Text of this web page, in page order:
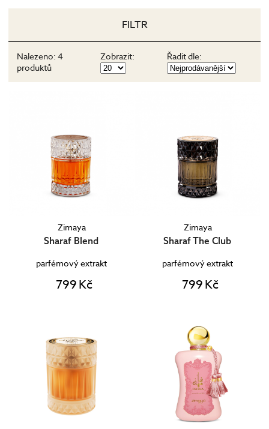
FILTR
Nalezeno: 4
produktů
Zobrazit: Řadit dle:
Zimaya
Sharaf Blend
parfémový extrakt
799 Kč
Zimaya
Sharaf The Club
parfémový extrakt
799 Kč